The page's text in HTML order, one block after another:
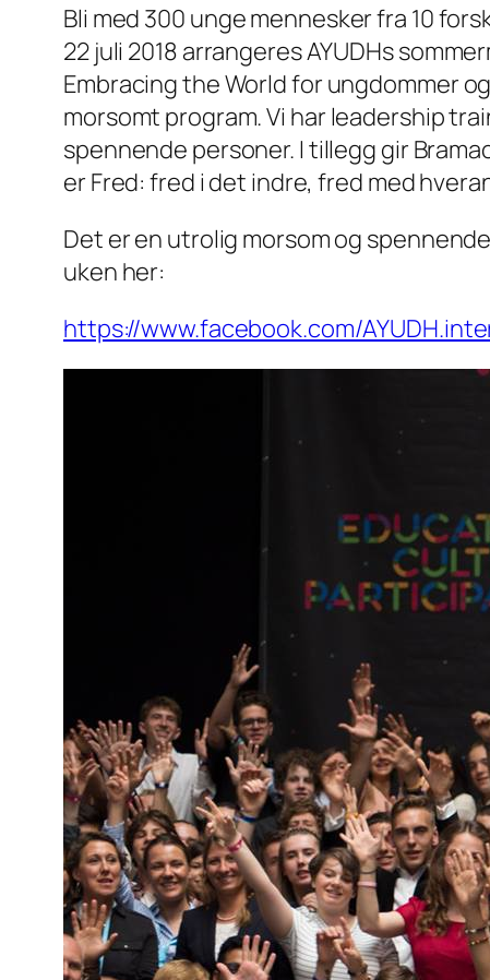
Bli med 300 unge mennesker fra 10
22 juli 2018 arrangeres AYUDHs
Embracing the World for ungdommer
morsomt program. Vi har leadership
spennende personer. I tillegg gir
er Fred: fred i det indre, fred med
Det er en utrolig morsom og
uken her:
https://www.facebook.com/